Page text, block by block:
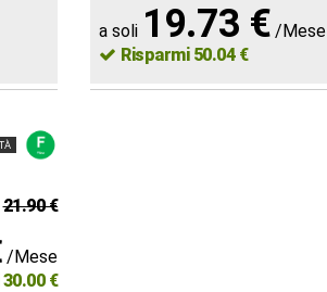
a soli 19.73 € /Mese
Risparmi 50.04 €
21.90 €
/Mese
€